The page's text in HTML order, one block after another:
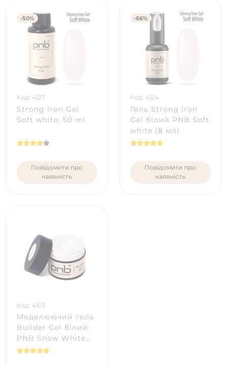
-50%
Код: 4127
Strong Iron Gel
Soft white, 50 ml
Повідомити про
наявність
-66%
Код: 4124
Гель Strong Iron
Gel білий PNB Soft
white (8 мл)
Повідомити про
наявність
Код: 4103
Моделюючий гель
Builder Gel білий
PNB Snow White
(15 мл)